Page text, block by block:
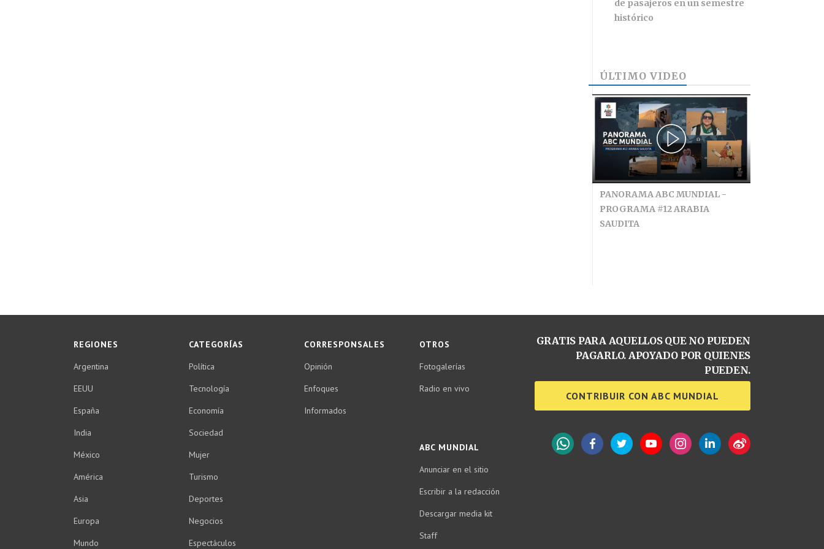
de pasajeros en un semestre
histórico
ÚLTIMO VIDEO
PANORAMA ABC MUNDIAL -
PROGRAMA #12 ARABIA
SAUDITA
REGIONES
Argentina
EEUU
España
India
México
América
Asia
Europa
Mundo
CATEGORÍAS
Política
Tecnología
Economía
Sociedad
Mujer
Turismo
Deportes
Negocios
Espectáculos
CORRESPONSALES
Opinión
Enfoques
Informados
OTROS
Fotogalerías
Radio en vivo
ABC MUNDIAL
Anunciar en el sitio
Escribir a la redacción
Descargar media kit
Staff
GRATIS PARA AQUELLOS QUE NO PUEDEN
PAGARLO. APOYADO POR QUIENES
PUEDEN.
CONTRIBUIR CON ABC MUNDIAL